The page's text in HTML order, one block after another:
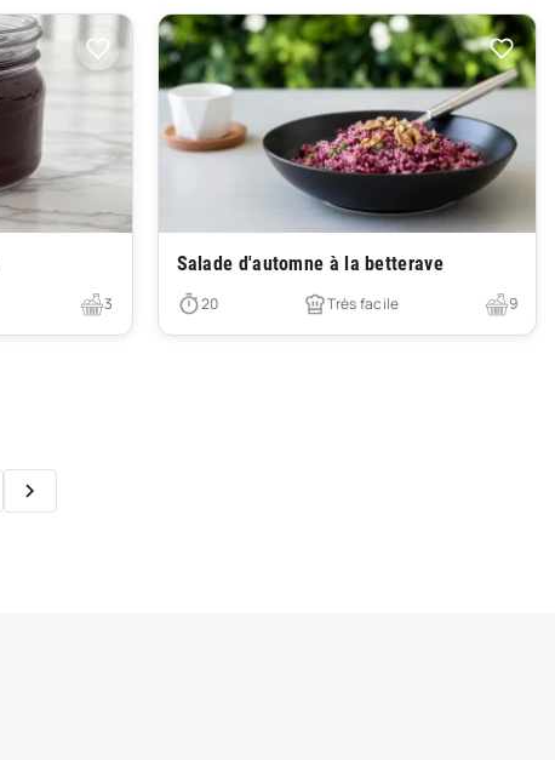
3
Très facile
Salade d'automne à la betterave
20 Très facile 9